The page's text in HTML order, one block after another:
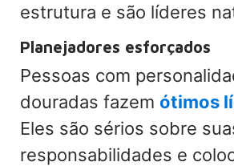
estrutura e são líderes
Planejadores esforçados
Pessoas com
douradas fazem ótimos
Eles são sérios sobre
responsabilidades e